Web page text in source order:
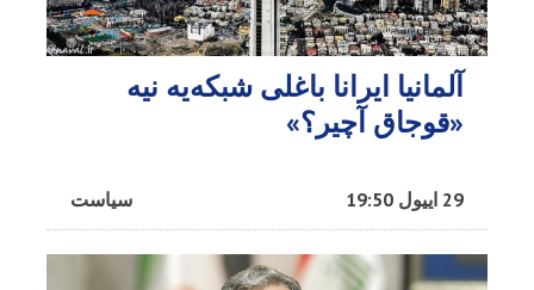
آلمانیا ایرانا باغلی شبکه‌یه نیه
«قوجاق آچیر؟»
سیاست 29 اییول 19:50